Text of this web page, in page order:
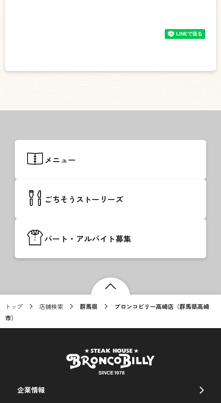
メニュー
ごちそうストーリーズ
パート・アルバイト募集
トップ 店舗検索 群馬県
ブロンコビリー高崎店（群馬県高崎
市）
企業情報